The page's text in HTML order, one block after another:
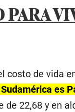
PARA
costo de vida
es
de 22,68 y en